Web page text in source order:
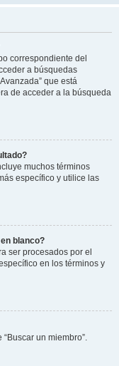
correspondiente del
a búsquedas
que está
de acceder a la búsqueda
muchos términos
específico y utilice las
blanco?
ser procesados por el
en los términos y
un miembro”.